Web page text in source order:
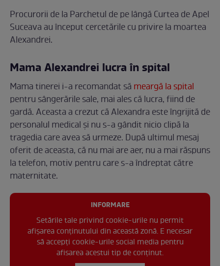
Procurorii de la Parchetul de pe lângă Curtea de Apel
Suceava au început cercetările cu privire la moartea
Alexandrei.
Mama Alexandrei lucra în spital
Mama tinerei i-a recomandat să meargă la spital
pentru sângerările sale, mai ales că lucra, fiind de
gardă. Aceasta a crezut că Alexandra este îngrijită de
personalul medical și nu s-a gândit nicio clipă la
tragedia care avea să urmeze. După ultimul mesaj
oferit de aceasta, că nu mai are aer, nu a mai răspuns
la telefon, motiv pentru care s-a îndreptat către
maternitate.
INFORMARE
Setările tale privind cookie-urile nu permit
afișarea conținutului din această zonă. E necesar
să accepți cookie-urile social media pentru
afisarea acestui tip de conținut.